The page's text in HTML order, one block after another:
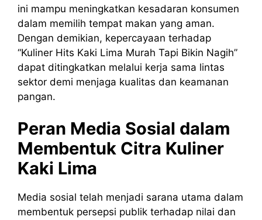
ini mampu meningkatkan kesadaran konsumen
dalam memilih tempat makan yang aman.
Dengan demikian, kepercayaan terhadap
“Kuliner Hits Kaki Lima Murah Tapi Bikin Nagih”
dapat ditingkatkan melalui kerja sama lintas
sektor demi menjaga kualitas dan keamanan
pangan.
Peran Media Sosial dalam
Membentuk Citra Kuliner
Kaki Lima
Media sosial telah menjadi sarana utama dalam
membentuk persepsi publik terhadap nilai dan